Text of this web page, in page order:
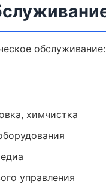
химчистка
управления